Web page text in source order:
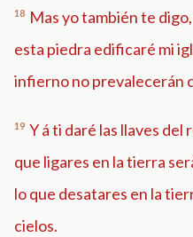
18 Mas yo también te
esta piedra edificaré mi
infierno no prevalecerán
19 Y á ti daré las llaves del
que ligares en la tierra
lo que desatares en la
cielos.